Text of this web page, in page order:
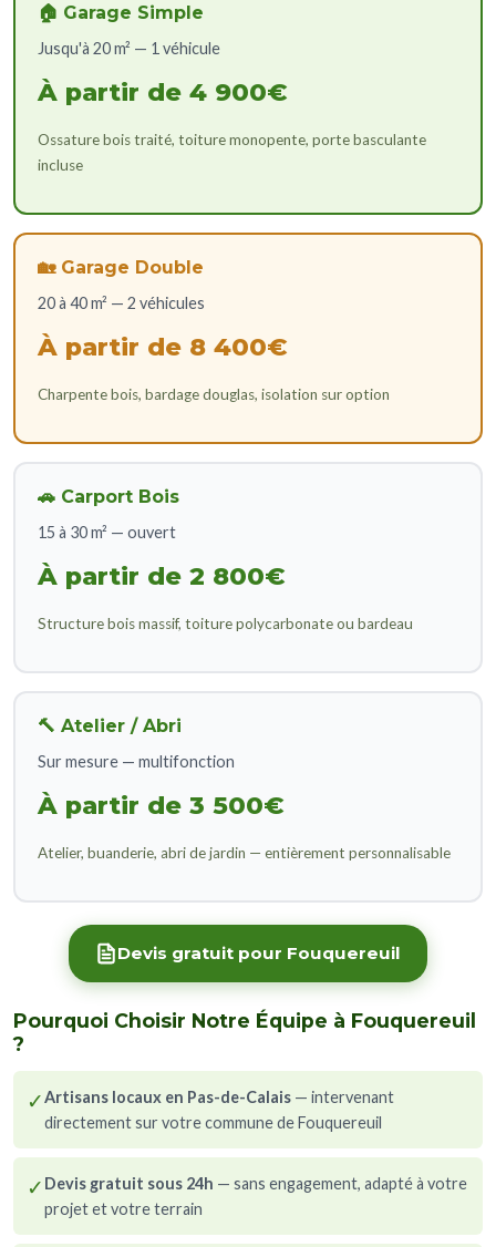
🏠 Garage Simple
Jusqu'à 20 m² — 1 véhicule
À partir de 4 900€
Ossature bois traité, toiture monopente, porte basculante
incluse
🏡 Garage Double
20 à 40 m² — 2 véhicules
À partir de 8 400€
Charpente bois, bardage douglas, isolation sur option
🚗 Carport Bois
15 à 30 m² — ouvert
À partir de 2 800€
Structure bois massif, toiture polycarbonate ou bardeau
🔨 Atelier / Abri
Sur mesure — multifonction
À partir de 3 500€
Atelier, buanderie, abri de jardin — entièrement personnalisable
Devis gratuit pour Fouquereuil
Pourquoi Choisir Notre Équipe à Fouquereuil
?
✓Artisans locaux en Pas-de-Calais — intervenant
directement sur votre commune de Fouquereuil
✓ Devis gratuit sous 24h — sans engagement, adapté à votre
projet et votre terrain